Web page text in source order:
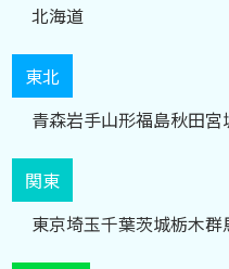
北海道
東北
青森岩手山形福島秋田宮
関東
東京埼玉千葉茨城栃木群